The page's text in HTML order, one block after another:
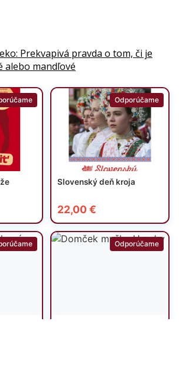
Prekvapivá pravda o tom, či je
alebo mandľové